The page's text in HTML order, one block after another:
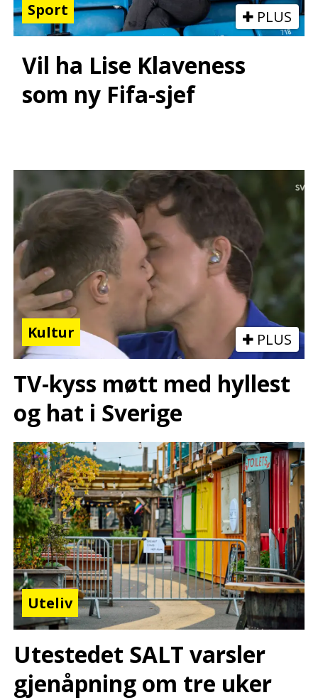
Sport PLUS
Vil ha Lise Klaveness
som ny Fifa-sjef
Kultur PLUS
TV-kyss møtt med hyllest
og hat i Sverige
Uteliv
Utestedet SALT varsler
gjenåpning om tre uker